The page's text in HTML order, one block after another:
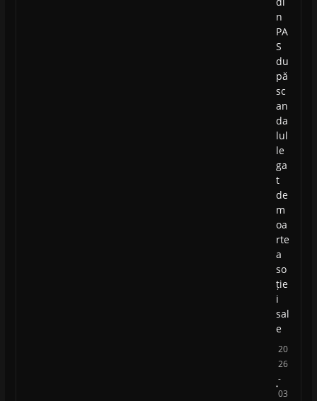
n
PA
S
du
pă
sc
an
da
lul
le
ga
t
de
m
oa
rte
a
so
ție
i
sal
e
20
26
-
03